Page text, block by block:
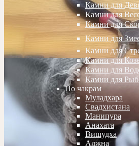
Камни для
Камни для
Камни для
Камни для
Камни для
Камни для
Камни для
Камни для Рыб
По чакрам
Муладхара
Свадхистана
Манипура
Анахата
Вишудха
Аджна